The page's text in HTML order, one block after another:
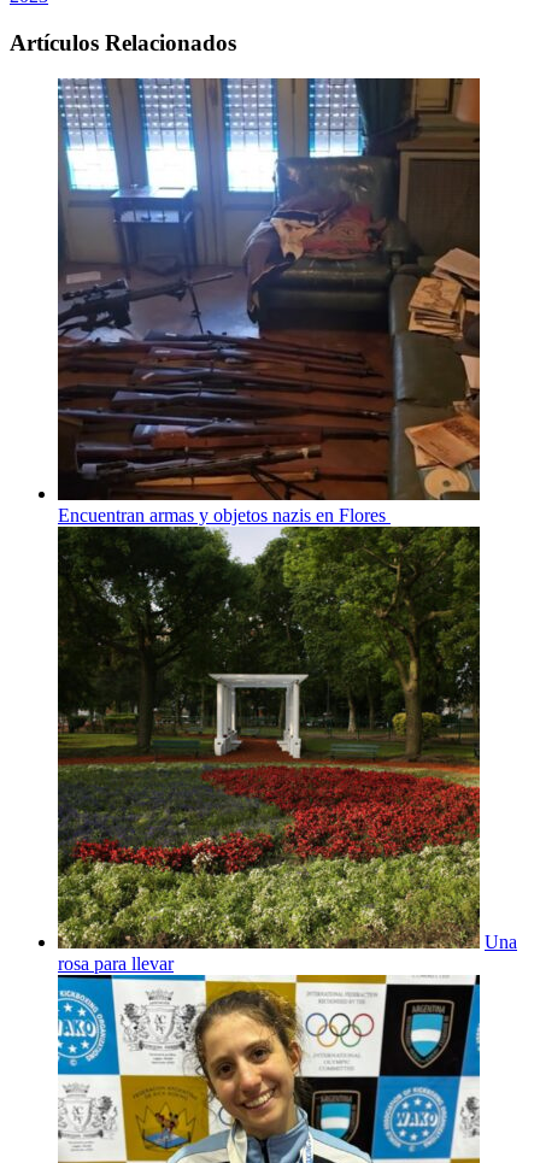
Artículos Relacionados
Encuentran armas y objetos nazis en Flores
Una
rosa para llevar